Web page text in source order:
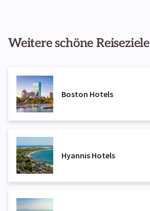
Weitere schöne Reiseziele
Boston Hotels
Hyannis Hotels